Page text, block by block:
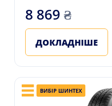
8 869 ₴
ДОКЛАДНІШЕ
ВИБІР ШИНТЕХ